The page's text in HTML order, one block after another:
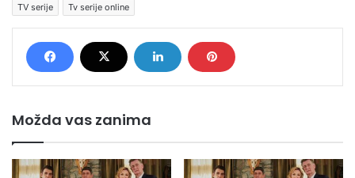
TV serije
Tv serije online
Možda vas zanima